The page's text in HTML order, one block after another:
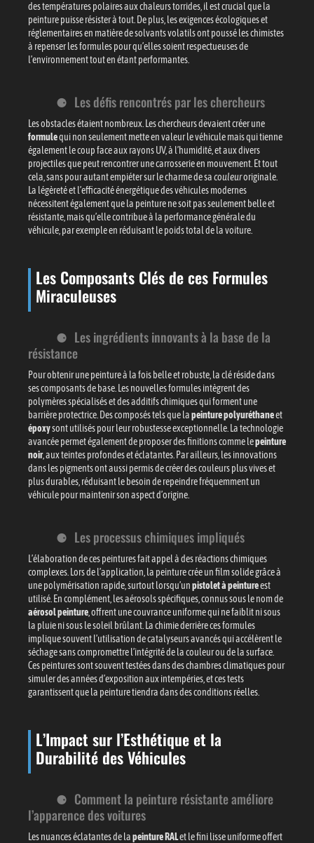
des températures polaires aux chaleurs torrides, il est crucial que la
peinture puisse résister à tout. De plus, les exigences écologiques et
réglementaires en matière de solvants volatils ont poussé les chimistes
à repenser les formules pour qu’elles soient respectueuses de
l’environnement tout en étant performantes.
Les défis rencontrés par les chercheurs
Les obstacles étaient nombreux. Les chercheurs devaient créer une
formulequi non seulement mette en valeur le véhicule mais qui tienne
également le coup face aux rayons UV, à l’humidité, et aux divers
projectiles que peut rencontrer une carrosserie en mouvement. Et tout
cela, sans pour autant empiéter sur le charme de sacouleuroriginale.
La légèreté et l’efficacité énergétique des véhicules modernes
nécessitent également que la peinture ne soit pas seulement belle et
résistante, mais qu’elle contribue à la performance générale du
véhicule, par exemple en réduisant le poids total de la voiture.
Les Composants Clés de ces Formules
Miraculeuses
Les ingrédients innovants à la base de la
résistance
Pour obtenir une peinture à la fois belle et robuste, la clé réside dans
ses composants de base. Les nouvelles formules intègrent des
polymères spécialisés et des additifs chimiques qui forment une
barrière protectrice. Des composés tels que lapeinture polyuréthaneet
époxysont utilisés pour leur robustesse exceptionnelle. La technologie
avancée permet également de proposer des finitions comme lepeinture
noir, aux teintes profondes et éclatantes. Par ailleurs, les innovations
dans les pigments ont aussi permis de créer des couleurs plus vives et
plus durables, réduisant le besoin de repeindre fréquemment un
véhicule pour maintenir son aspect d’origine.
Les processus chimiques impliqués
L’élaboration de ces peintures fait appel à des réactions chimiques
complexes. Lors de l’application, la peinture crée un film solide grâce à
une polymérisation rapide, surtout lorsqu’unpistolet à peintureest
utilisé. En complément, les aérosols spécifiques, connus sous le nom de
aérosol peinture, offrent une couvrance uniforme qui ne faiblit ni sous
la pluie ni sous le soleil brûlant. La chimie derrière ces formules
implique souvent l’utilisation de catalyseurs avancés qui accélèrent le
séchage sans compromettre l’intégrité de la couleur ou de la surface.
Ces peintures sont souvent testées dans des chambres climatiques pour
simuler des années d’exposition aux intempéries, et ces tests
garantissent que la peinture tiendra dans des conditions réelles.
L’Impact sur l’Esthétique et la
Durabilité des Véhicules
Comment la peinture résistante améliore
l’apparence des voitures
Les nuances éclatantes de lapeinture RALet le fini lisse uniforme offert